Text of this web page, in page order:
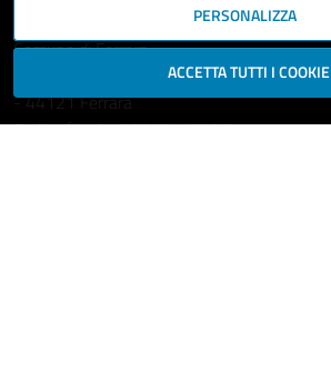
Comune di Ferrara
Piazza del Municipio, 2
- 44121 Ferrara
Codice fiscale: 00297110389
PERSONALIZZA
ACCETTA TUTTI I COOKIE